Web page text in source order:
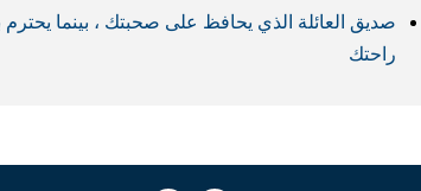
صديق العائلة الذي يحافظ على صحبتك ، بينما
راحتك